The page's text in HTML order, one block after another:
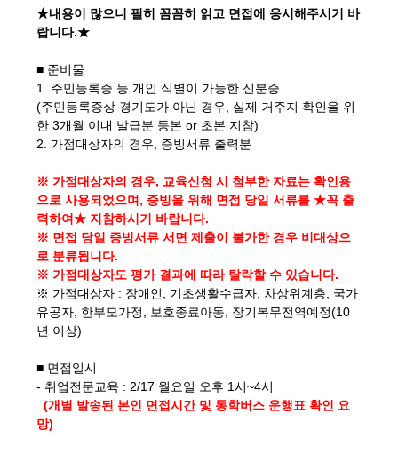
★내용이 많으니 필히 꼼꼼히 읽고 면접에 응시해주시기 바
랍니다.★
■ 준비물
1. 주민등록증 등 개인 식별이 가능한 신분증
(주민등록증상 경기도가 아닌 경우, 실제 거주지 확인을 위
한 3개월 이내 발급분 등본 or 초본 지참)
2. 가점대상자의 경우, 증빙서류 출력분
※ 가점대상자의 경우, 교육신청 시 첨부한 자료는 확인용
으로 사용되었으며, 증빙을 위해 면접 당일 서류를 ★꼭 출
력하여★ 지참하시기 바랍니다.
※ 면접 당일 증빙서류 서면 제출이 불가한 경우 비대상으
로 분류됩니다.
※ 가점대상자도 평가 결과에 따라 탈락할 수 있습니다.
※ 가점대상자 : 장애인, 기초생활수급자, 차상위계층, 국가
유공자, 한부모가정, 보호종료아동, 장기복무전역예정(10
년 이상)
■ 면접일시
- 취업전문교육 : 2/17 월요일 오후 1시~4시
(개별 발송된 본인 면접시간 및 통학버스 운행표 확인 요
망)